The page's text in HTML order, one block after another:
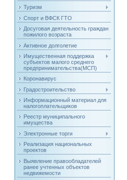
Туризм
Спорт и ВФСК ГТО
Досуговая деятельность граждан
пожилого возраста
Активное долголетие
Имущественная поддержка
субъектов малого среднего
предпринимательства(МСП)
Коронавирус
Градостроительство
Информационный материал для
налогоплательщиков
Реестр муниципального
имущества
Электронные торги
Реализация национальных
проектов
Выявление правообладателей
ранее учтенных объектов
недвижемости